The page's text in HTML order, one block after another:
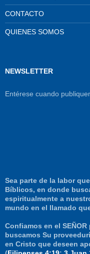
CONTACTO
QUIENES SOMOS
NEWSLETTER
Entérese cuando
Sea parte de la labor
Bíblicos, en donde
espiritualmente a
mundo en el llamado
Confiamos en el
buscamos Su
en Cristo que deseen